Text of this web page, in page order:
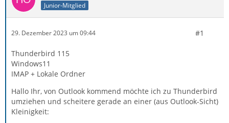
Junior-Mitglied
29. Dezember 2023 um 09:44 #1
Thunderbird 115
Windows11
IMAP + Lokale Ordner
Hallo Ihr, von Outlook kommend möchte ich zu Thunderbird
umziehen und scheitere gerade an einer (aus Outlook-Sicht)
Kleinigkeit: